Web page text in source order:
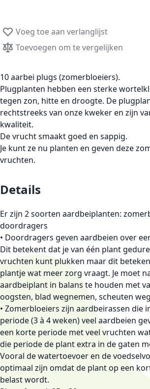
Voeg toe aan verlanglijst
Toevoegen om te vergelijken
10 aarbei plugs (zomerbloeiers).
Plugplanten hebben een sterke
tegen zon, hitte en droogte. De
rechtstreeks van onze kweker en zijn
kwaliteit.
De vrucht smaakt goed en sappig.
Je kunt ze nu planten en geven deze
vruchten.
Details
Er zijn 2 soorten aardbeiplanten:
doordragers
• Doordragers geven aardbeien over
Dit betekent dat je van één plant
vruchten kunt plukken maar dit
plantje wat meer zorg vraagt. Je moet
aardbeiplant in balans te houden met
oogsten, blad wegnemen, scheuten
• Zomerbloeiers zijn aardbeirassen die
periode (3 à 4 weken) veel aardbeien
een korte periode met veel vruchten
die periode de plant extra in de gaten
Vooral de watertoevoer en de
optimaal zijn omdat de plant op een
belast wordt.